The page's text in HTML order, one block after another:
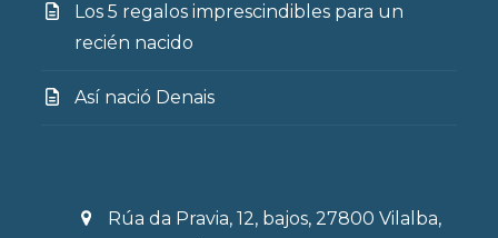
Los 5 regalos imprescindibles para un
recién nacido
Así nació Denais
Rúa da Pravia, 12, bajos, 27800 Vilalba,